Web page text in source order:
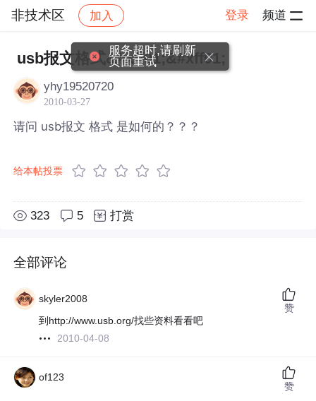
非技术区 加入 登录 频道
社区 非技术区 帖子详情
usb报文格式&#xff01;&#xff01;
yhy19520720
2010-03-27
请问 usb报文 格式 是如何的？？？
给本帖投票
323 5 打赏
全部评论
skyler2008
到http://www.usb.org/找些资料看看吧
2010-04-08
赞
of123
赞
服务超时,请刷新
页面重试